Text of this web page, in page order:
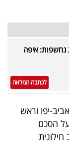
הערים השמחות בעולם ל-2024 נחשפות: איפה
לכתבה המלאה
יפו וראש
על הסכם